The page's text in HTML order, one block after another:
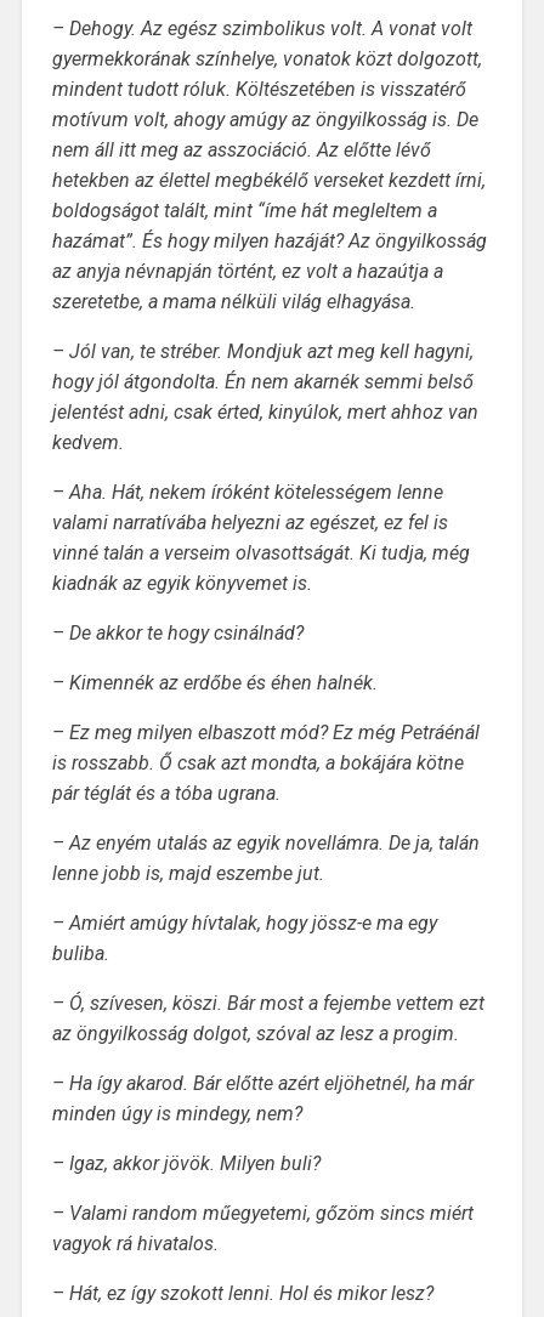
– Dehogy. Az egész szimbolikus volt. A vonat volt
gyermekkorának színhelye, vonatok közt dolgozott,
mindent tudott róluk. Költészetében is visszatérő
motívum volt, ahogy amúgy az öngyilkosság is. De
nem áll itt meg az asszociáció. Az előtte lévő
hetekben az élettel megbékélő verseket kezdett írni,
boldogságot talált, mint “íme hát megleltem a
hazámat”. És hogy milyen hazáját? Az öngyilkosság
az anyja névnapján történt, ez volt a hazaútja a
szeretetbe, a mama nélküli világ elhagyása.
– Jól van, te stréber. Mondjuk azt meg kell hagyni,
hogy jól átgondolta. Én nem akarnék semmi belső
jelentést adni, csak érted, kinyúlok, mert ahhoz van
kedvem.
– Aha. Hát, nekem íróként kötelességem lenne
valami narratívába helyezni az egészet, ez fel is
vinné talán a verseim olvasottságát. Ki tudja, még
kiadnák az egyik könyvemet is.
– De akkor te hogy csinálnád?
– Kimennék az erdőbe és éhen halnék.
– Ez meg milyen elbaszott mód? Ez még Petráénál
is rosszabb. Ő csak azt mondta, a bokájára kötne
pár téglát és a tóba ugrana.
– Az enyém utalás az egyik novellámra. De ja, talán
lenne jobb is, majd eszembe jut.
– Amiért amúgy hívtalak, hogy jössz-e ma egy
buliba.
– Ó, szívesen, köszi. Bár most a fejembe vettem ezt
az öngyilkosság dolgot, szóval az lesz a progim.
– Ha így akarod. Bár előtte azért eljöhetnél, ha már
minden úgy is mindegy, nem?
– Igaz, akkor jövök. Milyen buli?
– Valami random műegyetemi, gőzöm sincs miért
vagyok rá hivatalos.
– Hát, ez így szokott lenni. Hol és mikor lesz?